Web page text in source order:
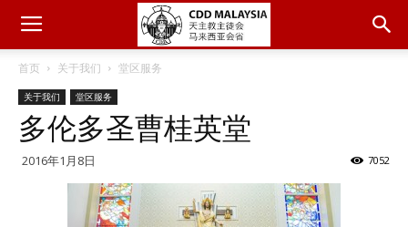
首页 关于我们 堂区服务
关于我们 堂区服务
多伦多圣曹桂英堂
2016年1月8日 7052